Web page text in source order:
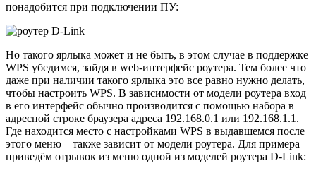
понадобится при подключении ПУ:
Но такого ярлыка может и не быть, в этом случае в поддержке
WPS убедимся, зайдя в web-интерфейс роутера. Тем более что
даже при наличии такого ярлыка это все равно нужно делать,
чтобы настроить WPS. В зависимости от модели роутера вход
в его интерфейс обычно производится с помощью набора в
адресной строке браузера адреса 192.168.0.1 или 192.168.1.1.
Где находится место с настройками WPS в выдавшемся после
этого меню – также зависит от модели роутера. Для примера
приведём отрывок из меню одной из моделей роутера D-Link: